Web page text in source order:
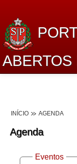
ABERTOS
Lei de Acesso à
Dados
INÍCIO AGENDA
Agenda
Eventos